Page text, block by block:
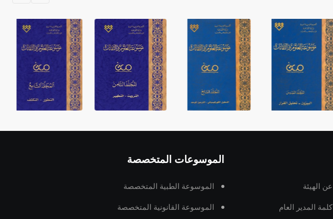
عن الهيئة
كلمة المدير العام
الموسوعات المتخصصة
الموسوعة الطبية المتخصصة
الموسوعة القانونية المتخصصة